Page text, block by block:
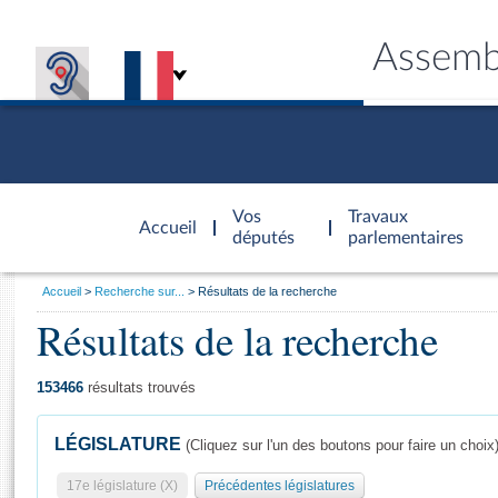
Accueil
d'accueil
Vos
députés
Travaux
parlementaires
Général
Vous
Accueil Recherche sur... Résultats de la recherche
Résultats de la recherche
153466 résultats trouvés
LÉGISLATURE (Cliquez sur l'un des boutons pour faire un choix)
17e législature (X) Précédentes législatures